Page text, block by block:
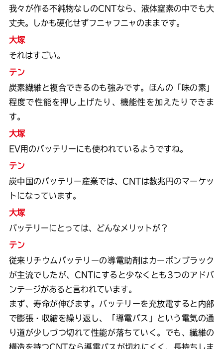
我々が作る不純物なしのCNTなら、液体窒素の中でも大
丈夫。しかも硬化せずフニャフニャのままです。
大塚
それはすごい。
テン
炭素繊維と複合できるのも強みです。ほんの「味の素」
程度で性能を押し上げたり、機能性を加えたりできま
す。
大塚
EV用のバッテリーにも使われているようですね。
テン
炭中国のバッテリー産業では、CNTは数兆円のマーケッ
トになっています。
大塚
バッテリーにとっては、どんなメリットが？
テン
従来リチウムバッテリーの導電助剤はカーボンブラック
が主流でしたが、CNTにすると少なくとも3つのアドバ
ンテージがあると言われています。
まず、寿命が伸びます。バッテリーを充放電すると内部
で膨張・収縮を繰り返し、「導電パス」という電気の通
り道が少しづつ切れて性能が落ちていく。でも、繊維の
構造を持つCNTなら導電パスが切れにくく、長持ちしま